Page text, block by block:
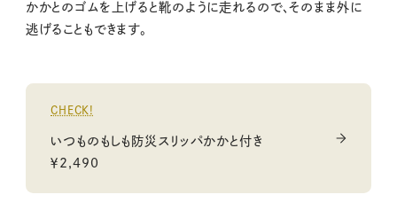
かかとのゴムを上げると靴のように走れるので、そのまま外に
逃げることもできます。
CHECK!
いつものもしも防災スリッパかかと付き
￥2,490